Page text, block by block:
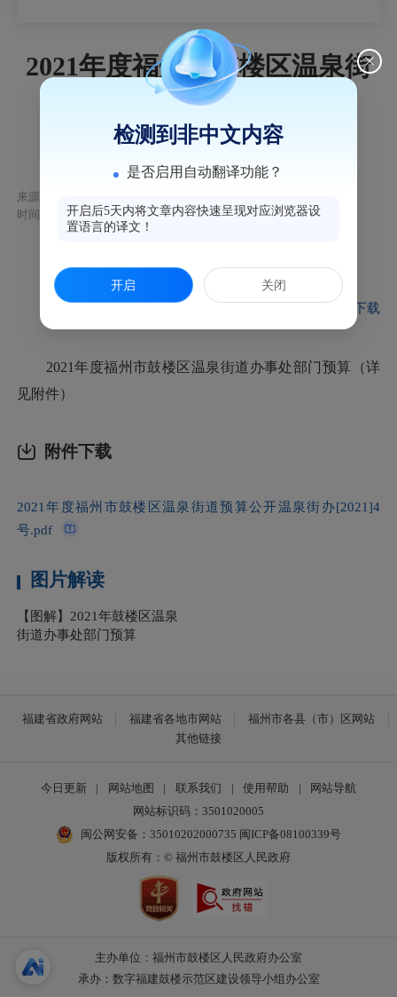
2021年度福州市鼓楼区温泉街
道办事处部门预算
温泉街办〔2021〕4号
来源：鼓楼区温泉街道
时间：2021-02-10 17:57
全真版 文字版
文件下载
2021年度福州市鼓楼区温泉街道办事处部门预算（详
见附件）
附件下载
2021年度福州市鼓楼区温泉街道预算公开温泉街办[2021]4
号.pdf
图片解读
【图解】2021年鼓楼区温泉
街道办事处部门预算
福建省政府网站 福建省各地市网站
福州市各县（市）区网站
其他链接
今日更新 | 网站地图 | 联系我们 | 使用帮助 |
网站导航
网站标识码：3501020005
闽公网安备：35010202000735 闽ICP备08100339号
版权所有：© 福州市鼓楼区人民政府
主办单位：福州市鼓楼区人民政府办公室
承办：数字福建鼓楼示范区建设领导小组办公室
检测到非中文内容
是否启用自动翻译功能？
开启后5天内将文章内容快速呈现对应浏览器设
置语言的译文！
开启 关闭